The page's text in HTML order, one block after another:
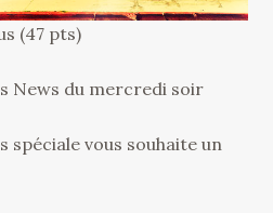
(47 pts)
News du mercredi soir
spéciale vous souhaite un